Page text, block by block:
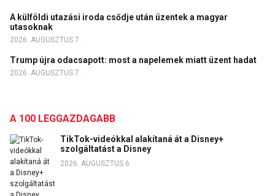
A külföldi utazási iroda csődje után üzentek a magyar
utasoknak
2026. AUGUSZTUS 7.
Trump újra odacsapott: most a napelemek miatt üzent hadat
2026. AUGUSZTUS 7.
A 100 LEGGAZDAGABB
TikTok-videókkal alakítaná át a Disney+
szolgáltatást a Disney
2026. AUGUSZTUS 6.